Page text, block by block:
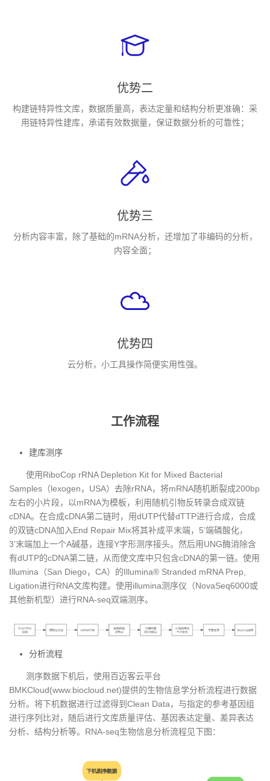
优势二
构建链特异性文库，数据质量高，表达定量和结构分析更准确：采
用链特异性建库，承诺有效数据量，保证数据分析的可靠性；
优势三
分析内容丰富，除了基础的mRNA分析，还增加了非编码的分析，
内容全面；
优势四
云分析，小工具操作简便实用性强。
工作流程
建库测序
使用RiboCop rRNA Depletion Kit for Mixed Bacterial
Samples（lexogen，USA）去除rRNA，将mRNA随机断裂成200bp
左右的小片段，以mRNA为模板，利用随机引物反转录合成双链
cDNA。在合成cDNA第二链时，用dUTP代替dTTP进行合成，合成
的双链cDNA加入End Repair Mix将其补成平末端，5’端磷酸化，
3’末端加上一个A碱基，连接Y字形测序接头。然后用UNG酶消除含
有dUTP的cDNA第二链，从而使文库中只包含cDNA的第一链。使用
Illumina（San Diego，CA）的Illumina® Stranded mRNA Prep,
Ligation进行RNA文库构建。使用illumina测序仪（NovaSeq6000或
其他新机型）进行RNA-seq双端测序。
分析流程
测序数据下机后，使用百迈客云平台
BMKCloud(www.biocloud.net)提供的生物信息学分析流程进行数据
分析。将下机数据进行过滤得到Clean Data，与指定的参考基因组
进行序列比对，随后进行文库质量评估、基因表达定量、差异表达
分析、结构分析等。RNA-seq生物信息分析流程见下图：